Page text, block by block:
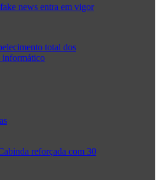
news entra em vigor
total dos
informático
reforçada com 30